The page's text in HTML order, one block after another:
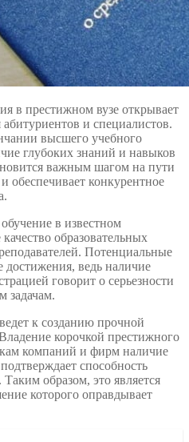
в престижном вузе открывает
и специалистов.
высшего учебного
глубоких знаний и навыков
важным шагом на пути
обеспечивает конкурентное
в известном
образовательных
Потенциальные
достижения, ведь наличие
говорит о серьезности
задачам.
к созданию прочной
корочкой престижного
компаний и фирм наличие
способность
образом, это является
которого оправдывает